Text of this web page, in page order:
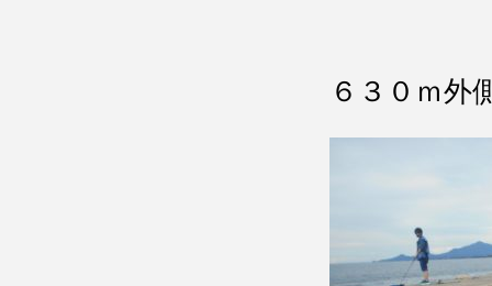
６３０ｍ